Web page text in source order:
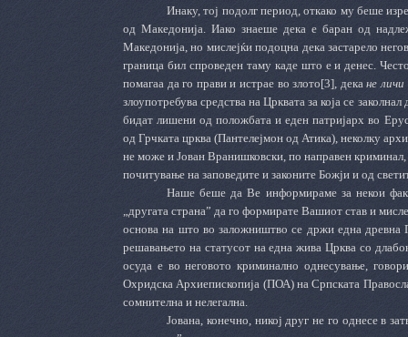
Инаку, тој подолг период, откако му беше
од Македонија. Иако знаеше дека е баран од
Македонија, но мислејќи подоцна дека застарело
граница бил спроведен таму каде што е и денес.
помагаа да го прави и истрае во злото[3], декане
злоупотребува средства на Црквата за која се
бидат лишени од положбата и еден патријарх во
од Грчката црква (Пантелејмон од Атика), неколку
не може и Јован Вранишковски, по направен
почитување на заповедите и законите Божји и од
Наше беше да Ве информираме за некои
„другата страна” да го формирате Вашиот став и
основа на што во заложништво се држи една древна
решавањето на статусот на една жива Црква со
осуда е во неговото криминално однесување,
Охридска Архиепископија (ПОА) на Српската
сомнителна и нелегална.
Јована, конечно, никој друг не го однесе в